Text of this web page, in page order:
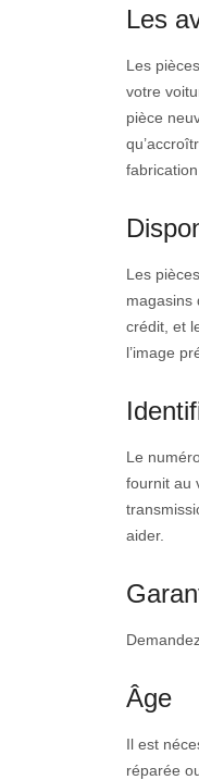
Les
Les
votre
pièce
Les
magasins
crédit, et
l’image
Le
fournit au
aider.
Âge
Il est
réparée